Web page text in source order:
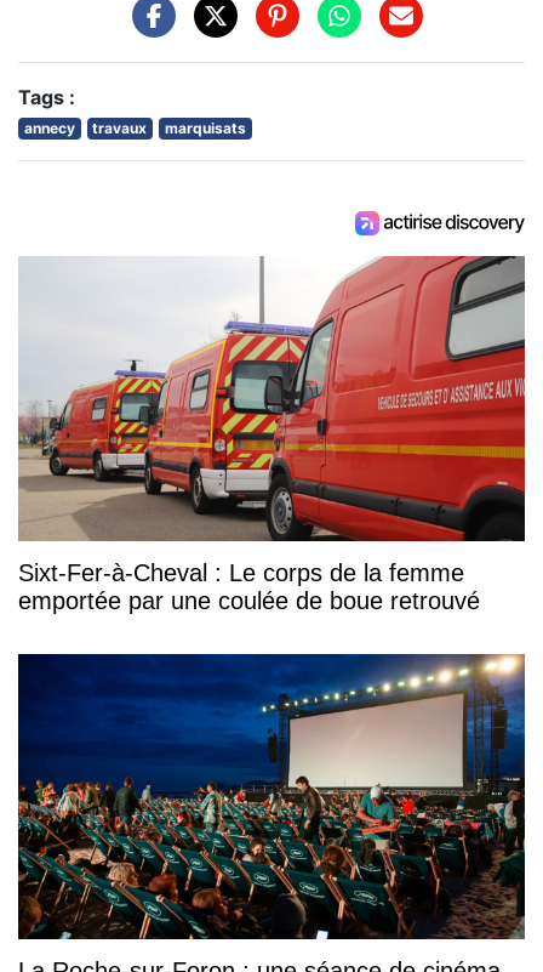
Tags :
annecy travaux marquisats
Sixt-Fer-à-Cheval : Le corps de la femme
emportée par une coulée de boue retrouvé